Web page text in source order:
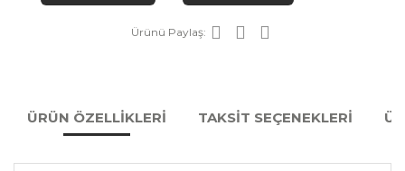
Ürünü Paylaş:
ÜRÜN ÖZELLİKLERİ TAKSİT SEÇENEKLERİ